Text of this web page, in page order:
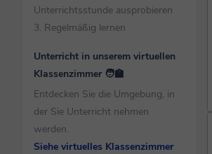
Unterrichtsstunde ausprobieren
3. Regelmäßig lernen
Unterricht in unserem virtuellen
Klassenzimmer 🧑‍🏫
Entdecken Sie die Umgebung, in
der Sie Unterricht nehmen
werden.
Siehe virtuelles Klassenzimmer